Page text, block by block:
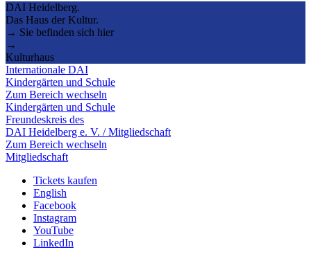
DAI Heidelberg.
Das Haus der Kultur.
→ Sie befinden sich hier
→
Kulturhaus
Internationale DAI
Kindergärten und Schule
Zum Bereich wechseln
Kindergärten und Schule
Freundeskreis des
DAI Heidelberg e. V. / Mitgliedschaft
Zum Bereich wechseln
Mitgliedschaft
Tickets kaufen
English
Facebook
Instagram
YouTube
LinkedIn